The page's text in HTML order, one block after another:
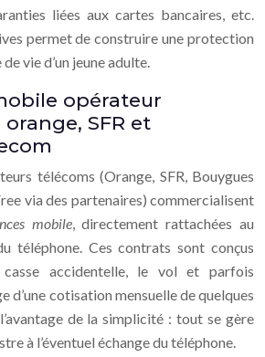
liées aux cartes bancaires, etc.
permet de construire une protection
vie d’un jeune adulte.
opérateur
SFR et
télécoms (Orange, SFR, Bouygues
via des partenaires) commercialisent
mobile, directement rattachées au
téléphone. Ces contrats sont conçus
accidentelle, le vol et parfois
d’une cotisation mensuelle de quelques
de la simplicité : tout se gère
à l’éventuel échange du téléphone.